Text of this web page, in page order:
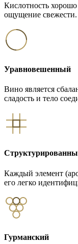
Кислотность хорошо
ощущение свежести.
Уравновешенный
Вино является
сладость и тело
Каждый элемент
его легко
Гурманский